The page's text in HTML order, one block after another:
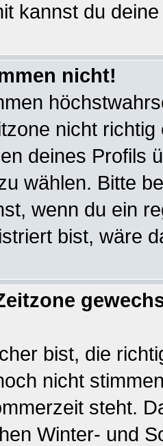
kannst du
nicht!
nicht
deines Profils
wählen. Bitte
wenn du ein
bist, wäre
bist, die
nicht
steht.
Winter- und